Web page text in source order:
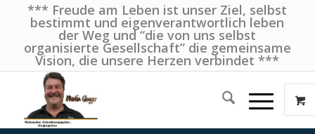
*** Freude am Leben ist unser Ziel, selbst
bestimmt und eigenverantwortlich leben
der Weg und “die von uns selbst
organisierte Gesellschaft” die gemeinsame
Vision, die unsere Herzen verbindet ***